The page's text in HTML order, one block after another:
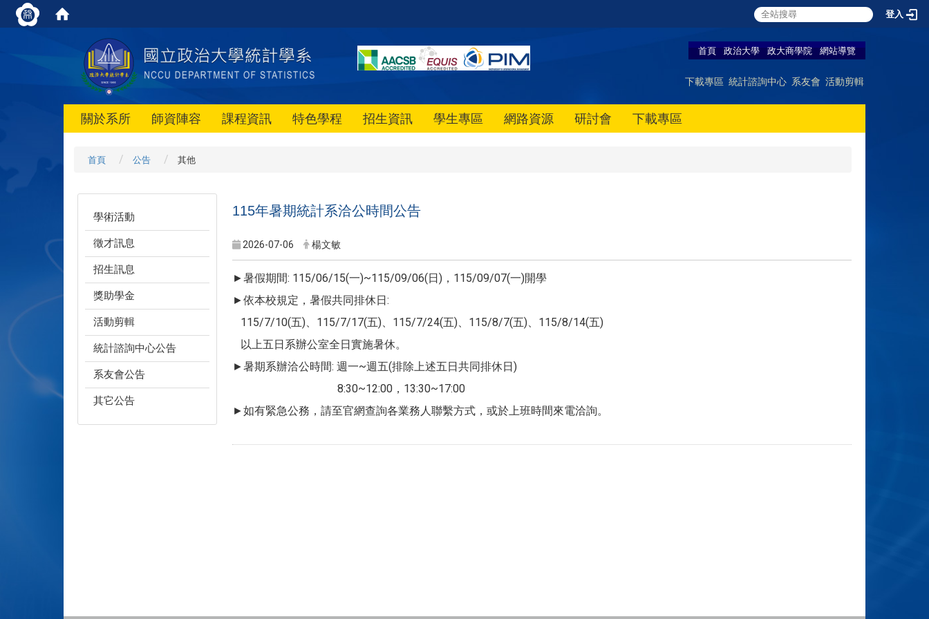
登入
首頁 政治大學 政大商學院 網站導覽
下載專區 統計諮詢中心 系友會 活動剪輯
關於系所 師資陣容 課程資訊 特色學程 招生資訊 學生專區 網路資源 研討會 下載專區
首頁 公告 其他
學術活動
徵才訊息
招生訊息
獎助學金
活動剪輯
統計諮詢中心公告
系友會公告
其它公告
115年暑期統計系洽公時間公告
2026-07-06 楊文敏
►暑假期間: 115/06/15(一)~115/09/06(日)，115/09/07(一)開學
►依本校規定，暑假共同排休日:
115/7/10(五)、115/7/17(五)、115/7/24(五)、115/8/7(五)、115/8/14(五)
以上五日系辦公室全日實施暑休。
►暑期系辦洽公時間: 週一~週五(排除上述五日共同排休日)
8:30~12:00，13:30~17:00
►如有緊急公務，請至官網查詢各業務人聯繫方式，或於上班時間來電洽詢。